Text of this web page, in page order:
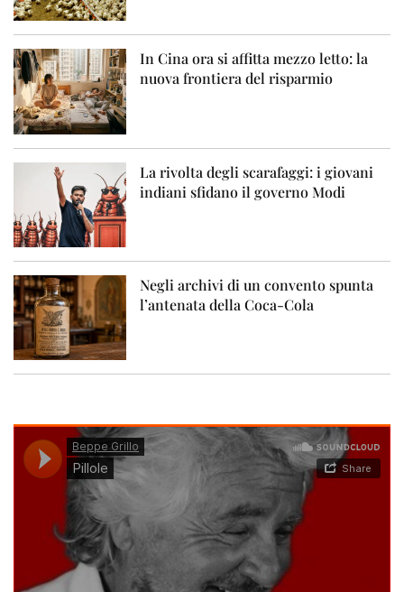
In Cina ora si affitta mezzo letto: la
nuova frontiera del risparmio
La rivolta degli scarafaggi: i giovani
indiani sfidano il governo Modi
Negli archivi di un convento spunta
l’antenata della Coca-Cola